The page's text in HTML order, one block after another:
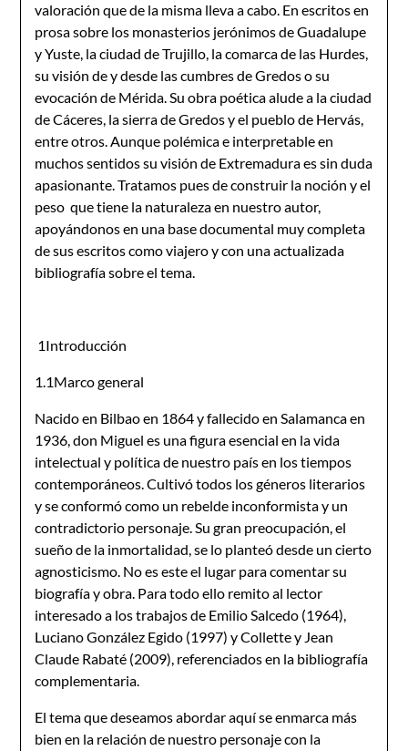
valoración que de la misma lleva a cabo. En escritos en
prosa sobre los monasterios jerónimos de Guadalupe
y Yuste, la ciudad de Trujillo, la comarca de las Hurdes,
su visión de y desde las cumbres de Gredos o su
evocación de Mérida. Su obra poética alude a la ciudad
de Cáceres, la sierra de Gredos y el pueblo de Hervás,
entre otros. Aunque polémica e interpretable en
muchos sentidos su visión de Extremadura es sin duda
apasionante. Tratamos pues de construir la noción y el
peso que tiene la naturaleza en nuestro autor,
apoyándonos en una base documental muy completa
de sus escritos como viajero y con una actualizada
bibliografía sobre el tema.
1Introducción
1.1Marco general
Nacido en Bilbao en 1864 y fallecido en Salamanca en
1936, don Miguel es una figura esencial en la vida
intelectual y política de nuestro país en los tiempos
contemporáneos. Cultivó todos los géneros literarios
y se conformó como un rebelde inconformista y un
contradictorio personaje. Su gran preocupación, el
sueño de la inmortalidad, se lo planteó desde un cierto
agnosticismo. No es este el lugar para comentar su
biografía y obra. Para todo ello remito al lector
interesado a los trabajos de Emilio Salcedo (1964),
Luciano González Egido (1997) y Collette y Jean
Claude Rabaté (2009), referenciados en la bibliografía
complementaria.
El tema que deseamos abordar aquí se enmarca más
bien en la relación de nuestro personaje con la